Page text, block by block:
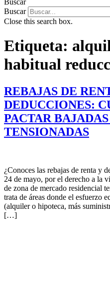
Buscar
Buscar
Close this search box.
Etiqueta:
habitual
REBAJAS DE
DEDUCCIONES:
PACTAR
TENSIONADAS
¿Conoces las rebajas de renta y
24 de mayo, por el derecho a la
de zona de mercado residencial
trata de áreas donde el esfuerzo
(alquiler o hipoteca, más
[…]